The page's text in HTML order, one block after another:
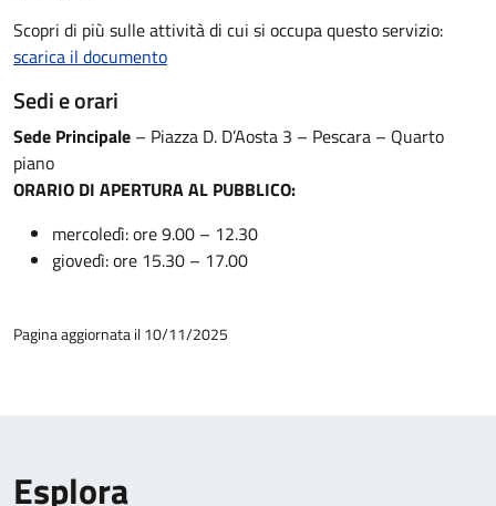
Scopri di più sulle attività di cui si occupa questo servizio:
scarica il documento
Sedi e orari
Sede Principale – Piazza D. D’Aosta 3 – Pescara – Quarto
piano
ORARIO DI APERTURA AL PUBBLICO:
mercoledì: ore 9.00 – 12.30
giovedì: ore 15.30 – 17.00
Pagina aggiornata il 10/11/2025
Esplora